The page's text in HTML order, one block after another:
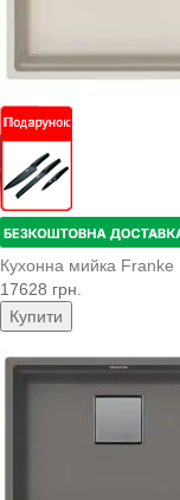
Кухонна мийка Franke
17628 грн.
Купити